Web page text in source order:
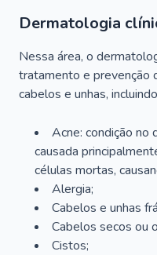
Dermatologia
Nessa área, o
tratamento e prevenção
cabelos e unhas,
Acne: condição no
causada
células mortas,
Alergia;
Cabelos e unhas
Cabelos secos ou
Cistos;